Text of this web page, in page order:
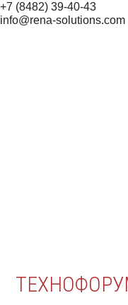
+7 (8482) 39-40-43
info@rena-solutions.com